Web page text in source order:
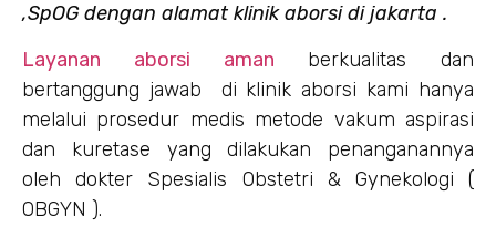
,SpOG dengan alamat klinik aborsi di jakarta .
Layanan aborsi aman berkualitas dan
bertanggung jawab di klinik aborsi kami hanya
melalui prosedur medis metode vakum aspirasi
dan kuretase yang dilakukan penanganannya
oleh dokter Spesialis Obstetri & Gynekologi (
OBGYN ).